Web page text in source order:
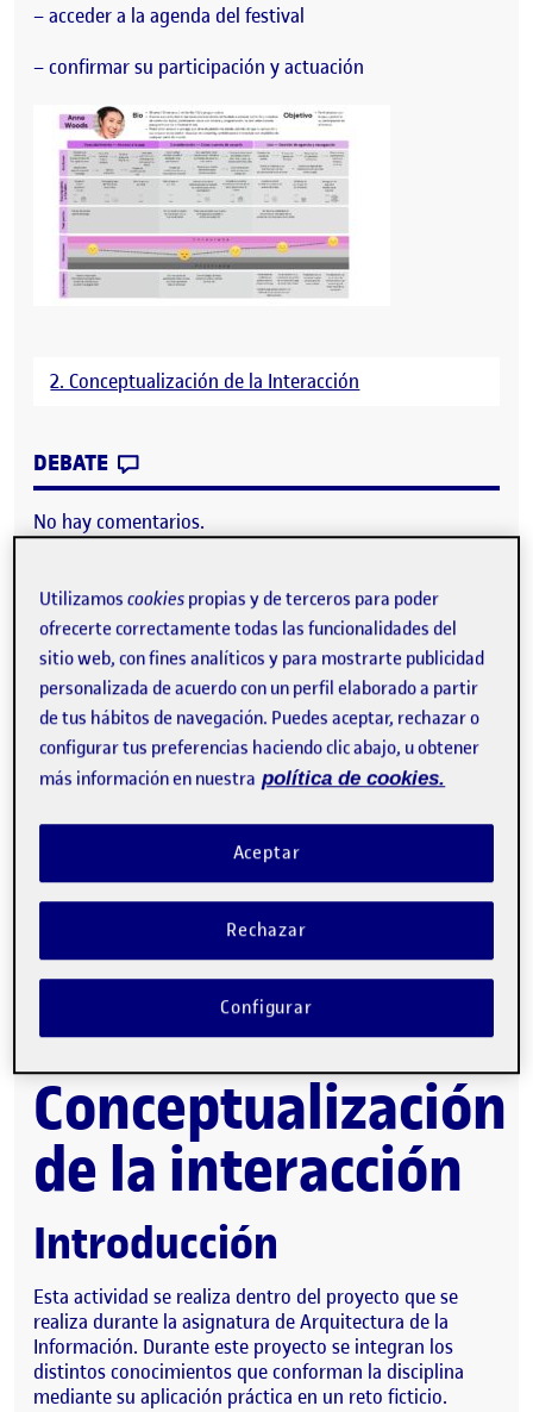
– acceder a la agenda del festival
– confirmar su participación y actuación
2. Conceptualización de la Interacción
DEBATE
No hay comentarios.
comentario.
Publicado porConceptualización de la Interacción
Publicado por
Tomás Morató Pérez-Porro
Fecha de publicación
24 Mar 20225 abril, 2022 9:15 am
-1 comentario
PEC-2
Conceptualización
de la interacción
Introducción
Esta actividad se realiza dentro del proyecto que se
realiza durante la asignatura de Arquitectura de la
Información. Durante este proyecto se integran los
distintos conocimientos que conforman la disciplina
mediante su aplicación práctica en un reto ficticio.
Utilizamoscookies propias y de terceros para poder
ofrecerte correctamente todas las funcionalidades del
sitio web, con fines analíticos y para mostrarte publicidad
personalizada de acuerdo con un perfil elaborado a partir
de tus hábitos de navegación. Puedes aceptar, rechazar o
configurar tus preferencias haciendo clic abajo, u obtener
más información en nuestra política de cookies.
Rechazar
Aceptar
Configurar